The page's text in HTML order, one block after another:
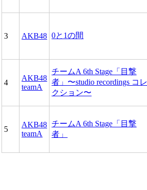
3 AKB48 0と1の間
4
AKB48
teamA
チームA 6th Stage「目撃
者」〜studio recordings コレ
クション〜
5
AKB48
teamA
チームA 6th Stage「目撃
者」